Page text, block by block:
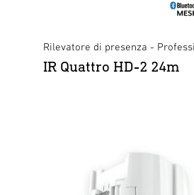
Rilevatore di presenza -
IR Quattro HD-2 24m